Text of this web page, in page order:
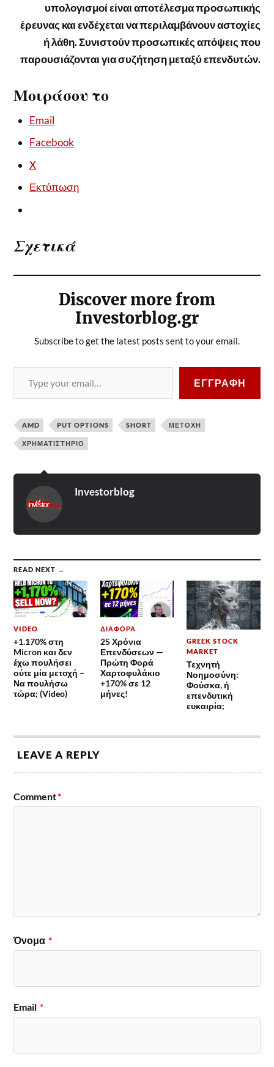
υπολογισμοί είναι αποτέλεσμα προσωπικής
έρευνας και ενδέχεται να περιλαμβάνουν αστοχίες
ή λάθη. Συνιστούν προσωπικές απόψεις που
παρουσιάζονται για συζήτηση μεταξύ επενδυτών.
Μοιράσου το
Email
Facebook
X
Εκτύπωση
Σχετικά
Discover more from
Investorblog.gr
Subscribe to get the latest posts sent to your email.
ΕΓΓΡΑΦΉ
AMD PUT OPTIONS SHORT ΜΕΤΟΧΉ
ΧΡΗΜΑΤΙΣΤΉΡΙΟ
Investorblog
READ NEXT →
VIDEO
+1.170% στη
Micron και δεν
έχω πουλήσει
ούτε μία μετοχή –
Να πουλήσω
τώρα; (Video)
ΔΙΆΦΟΡΑ
25 Χρόνια
Επενδύσεων —
Πρώτη Φορά
Χαρτοφυλάκιο
+170% σε 12
μήνες!
GREEK STOCK
MARKET
Τεχνητή
Νοημοσύνη:
Φούσκα, ή
επενδυτική
ευκαιρία;
LEAVE A REPLY
Comment*
Όνομα *
Email *